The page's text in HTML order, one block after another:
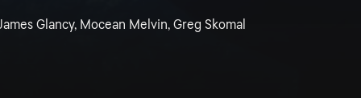
Glancy, Mocean Melvin, Greg Skomal